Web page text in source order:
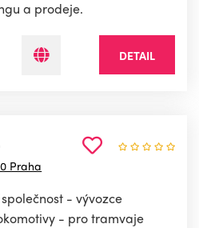
a prodeje.
DETAIL
Praha
- vývozce
- pro tramvaje